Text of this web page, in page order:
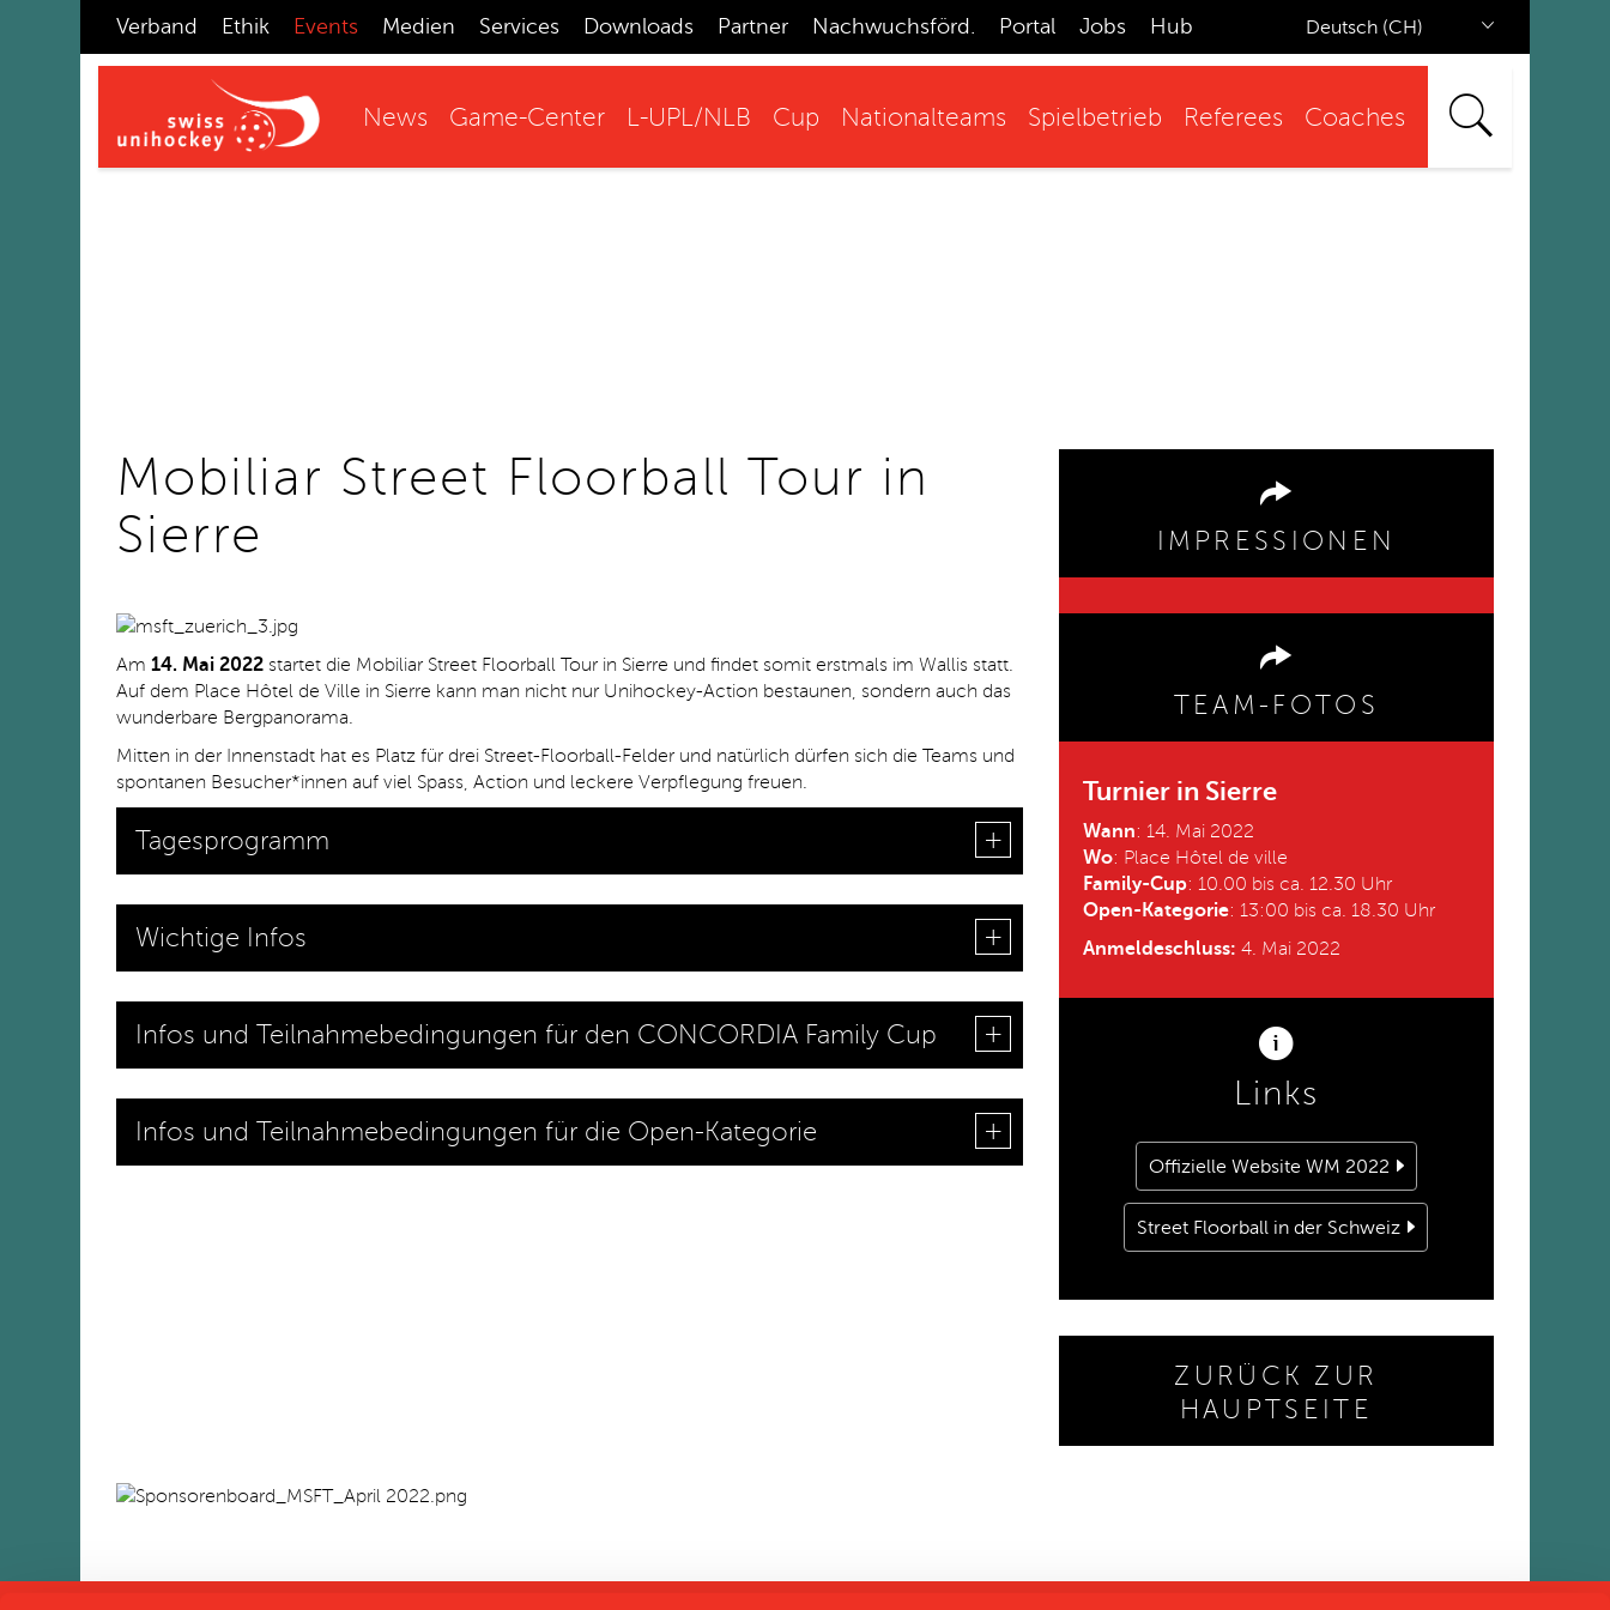
Verband Ethik Events Medien Services Downloads Partner Nachwuchsförd. Portal Jobs Hub Deutsch (CH)
News Game-Center L-UPL/NLB Cup Nationalteams Spielbetrieb Referees Coaches
Mobiliar Street Floorball Tour in
Sierre
Am 14. Mai 2022 startet die Mobiliar Street Floorball Tour in Sierre und findet somit erstmals im Wallis statt.
Auf dem Place Hôtel de Ville in Sierre kann man nicht nur Unihockey-Action bestaunen, sondern auch das
wunderbare Bergpanorama.
Mitten in der Innenstadt hat es Platz für drei Street-Floorball-Felder und natürlich dürfen sich die Teams und
spontanen Besucher*innen auf viel Spass, Action und leckere Verpflegung freuen.
Tagesprogramm
Wichtige Infos
Infos und Teilnahmebedingungen für den CONCORDIA Family Cup
Infos und Teilnahmebedingungen für die Open-Kategorie
IMPRESSIONEN
TEAM-FOTOS
Turnier in Sierre
Wann: 14. Mai 2022
Wo: Place Hôtel de ville
Family-Cup: 10.00 bis ca. 12.30 Uhr
Open-Kategorie: 13:00 bis ca. 18.30 Uhr
Anmeldeschluss: 4. Mai 2022
Links
Offizielle Website WM 2022
Street Floorball in der Schweiz
ZURÜCK ZUR
HAUPTSEITE